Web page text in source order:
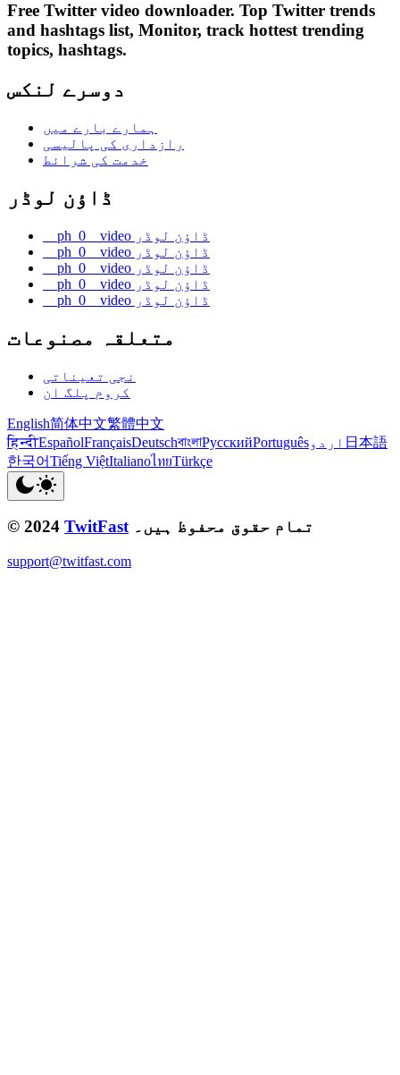
Free Twitter video downloader. Top Twitter trends
and hashtags list, Monitor, track hottest trending
topics, hashtags.
دوسرے لنکس
ہمارے بارے میں
رازداری کی پالیسی
خدمت کی شرائط
ڈاؤن لوڈر
__ph_0__video ڈاؤن لوڈر
__ph_0__video ڈاؤن لوڈر
__ph_0__video ڈاؤن لوڈر
__ph_0__video ڈاؤن لوڈر
__ph_0__video ڈاؤن لوڈر
متعلقہ مصنوعات
نجی تعیناتی
کروم پلگ ان
English简体中文繁體中文
हिन्दीEspañolFrançaisDeutschবাংলাРусскийPortuguêsاردو 日本語
한국어Tiếng ViệtItalianoไทยTürkçe
© 2024 TwitFast تمام حقوق محفوظ ہیں۔
support@twitfast.com